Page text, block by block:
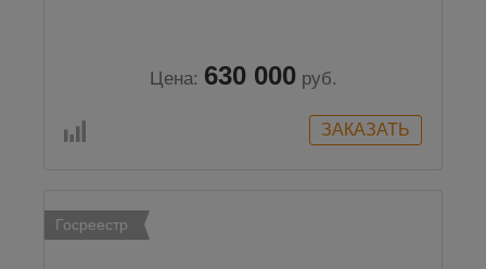
Цена: 630 000 руб.
Госреестр